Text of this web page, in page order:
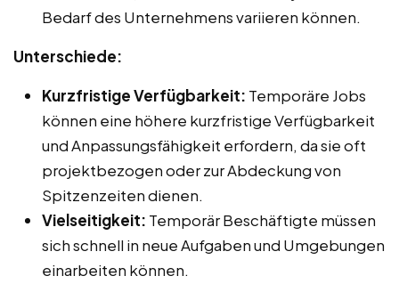
Bedarf des Unternehmens variieren können.
Unterschiede:
Kurzfristige Verfügbarkeit: Temporäre Jobs
können eine höhere kurzfristige Verfügbarkeit
und Anpassungsfähigkeit erfordern, da sie oft
projektbezogen oder zur Abdeckung von
Spitzenzeiten dienen.
Vielseitigkeit: Temporär Beschäftigte müssen
sich schnell in neue Aufgaben und Umgebungen
einarbeiten können.